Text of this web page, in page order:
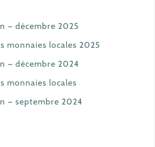
— décembre 2025
monnaies locales 2025
— décembre 2024
monnaies locales
— septembre 2024